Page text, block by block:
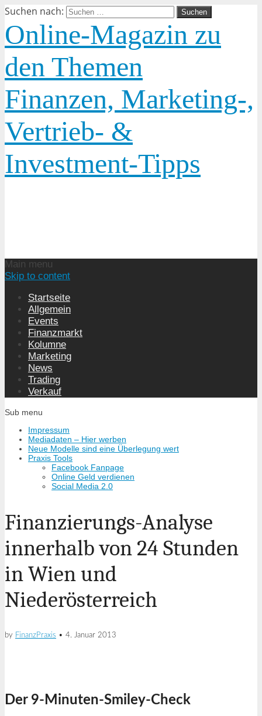
Suchen nach:
Online-Magazin zu
den Themen
Finanzen, Marketing-,
Vertrieb- &
Investment-Tipps
Main menu
Skip to content
Startseite
Allgemein
Events
Finanzmarkt
Kolumne
Marketing
News
Trading
Verkauf
Sub menu
Impressum
Mediadaten – Hier werben
Neue Modelle sind eine Überlegung wert
Praxis Tools
Facebook Fanpage
Online Geld verdienen
Social Media 2.0
Finanzierungs-Analyse
innerhalb von 24 Stunden
in Wien und
Niederösterreich
by FinanzPraxis • 4. Januar 2013
Der 9-Minuten-Smiley-Check